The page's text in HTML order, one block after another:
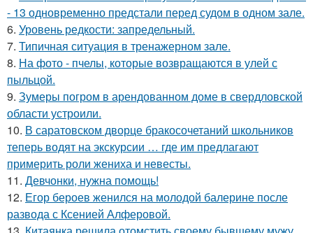
- 13 одновременно предстали перед судом в одном зале.
6. Уровень редкости: запредельный.
7. Типичная ситуация в тренажерном зале.
8. На фото - пчелы, которые возвращаются в улей с
пыльцой.
9. Зумеры погром в арендованном доме в свердловской
области устроили.
10. В саратовском дворце бракосочетаний школьников
теперь водят на экскурсии … где им предлагают
примерить роли жениха и невесты.
11. Девчонки, нужна помощь!
12. Егор бероев женился на молодой балерине после
развода с Ксенией Алферовой.